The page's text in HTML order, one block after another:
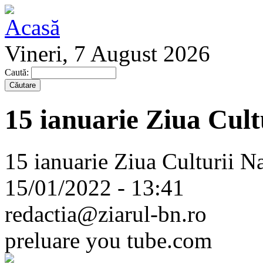
Vineri, 7 August 2026
Caută:
15 ianuarie Ziua
15 ianuarie Ziua Culturii
15/01/2022 - 13:41
redactia@ziarul-bn.ro
preluare you tube.com